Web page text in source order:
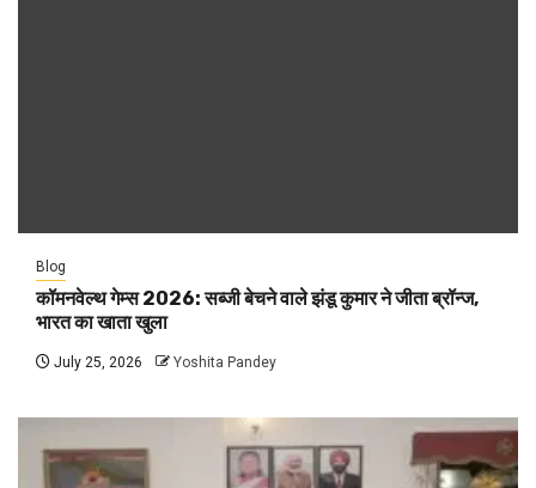
Blog
कॉमनवेल्थ गेम्स 2026: सब्जी बेचने वाले झंडू कुमार ने जीता ब्रॉन्ज,
भारत का खाता खुला
July 25, 2026 Yoshita Pandey